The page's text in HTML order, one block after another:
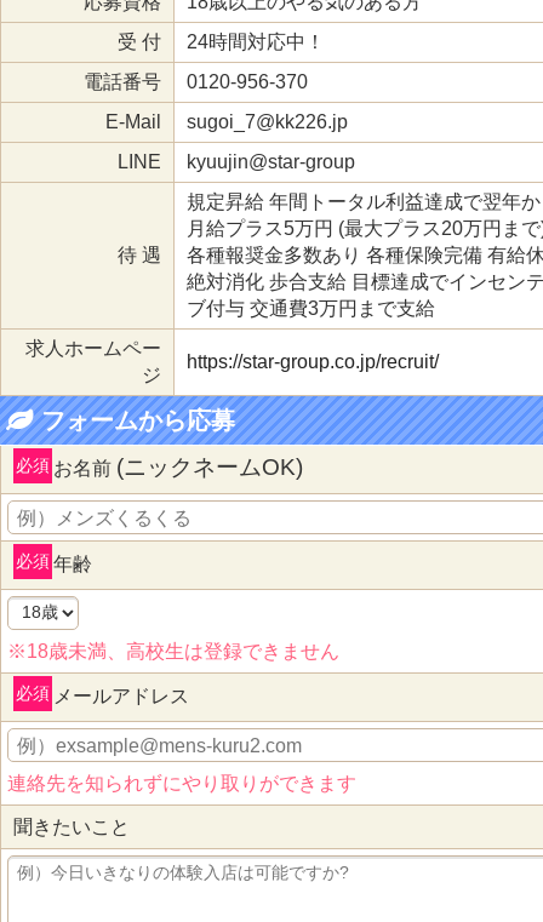
受 付
24時間対応中！
電話番号
0120-956-370
E-Mail
sugoi_7@kk226.jp
LINE
kyuujin@star-group
待 遇
規定昇給 年間トータル利益達成で翌年
月給プラス5万円 (最大プラス20万円ま
各種報奨金多数あり 各種保険完備 有給
絶対消化 歩合支給 目標達成でインセン
ブ付与 交通費3万円まで支給
求人ホームペー
ジ
https://star-group.co.jp/recruit/
フォームから応募
必須 お名前 (ニックネームOK)
必須年齢
※18歳未満、高校生は登録できません
必須 メールアドレス
連絡先を知られずにやり取りができます
聞きたいこと